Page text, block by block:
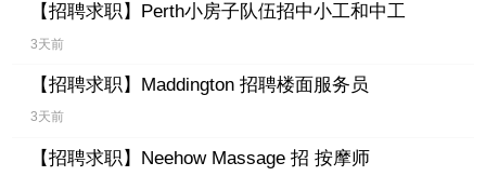
【招聘求职】 Perth小房子队伍招中小工和中工
3天前
【招聘求职】 Maddington 招聘楼面服务员
3天前
【招聘求职】 Neehow Massage 招 按摩师